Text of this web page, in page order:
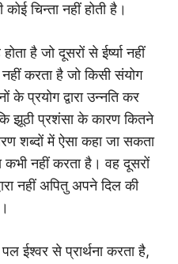
चिन्ता नहीं होती है।
है जो दूसरों से ईर्ष्या नहीं
करता है जो किसी संयोग
के प्रयोग द्वारा उन्नति कर
झूठी प्रशंसा के कारण कितने
शब्दों में ऐसा कहा जा सकता
नहीं करता है। वह दूसरों
नहीं अपितु अपने दिल की
ईश्वर से प्रार्थना करता है,